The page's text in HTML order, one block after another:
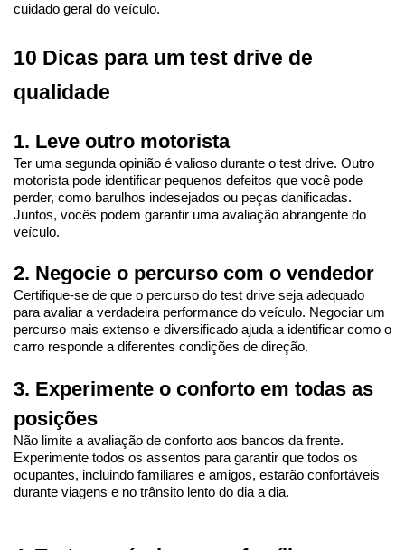
cuidado geral do veículo.
10 Dicas para um test drive de
qualidade
1. Leve outro motorista
Ter uma segunda opinião é valioso durante o test drive. Outro
motorista pode identificar pequenos defeitos que você pode
perder, como barulhos indesejados ou peças danificadas.
Juntos, vocês podem garantir uma avaliação abrangente do
veículo.
2. Negocie o percurso com o vendedor
Certifique-se de que o percurso do test drive seja adequado
para avaliar a verdadeira performance do veículo. Negociar um
percurso mais extenso e diversificado ajuda a identificar como o
carro responde a diferentes condições de direção.
3. Experimente o conforto em todas as
posições
Não limite a avaliação de conforto aos bancos da frente.
Experimente todos os assentos para garantir que todos os
ocupantes, incluindo familiares e amigos, estarão confortáveis
durante viagens e no trânsito lento do dia a dia.